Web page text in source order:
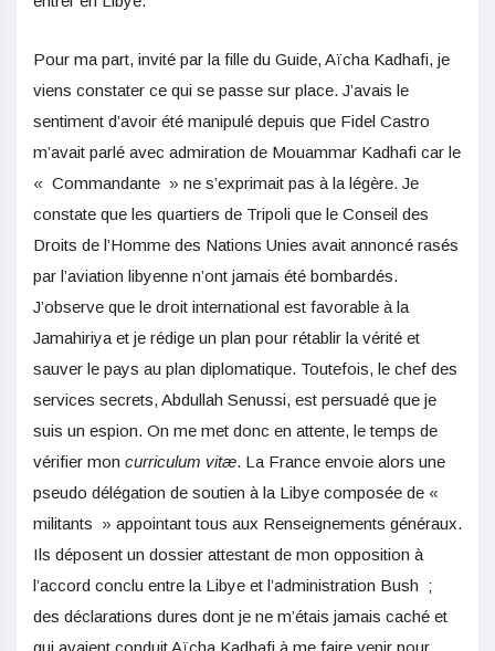
Pour ma part, invité par la fille du Guide, Aïcha Kadhafi, je
viens constater ce qui se passe sur place. J’avais le
sentiment d’avoir été manipulé depuis que Fidel Castro
m’avait parlé avec admiration de Mouammar Kadhafi car le
« Commandante » ne s’exprimait pas à la légère. Je
constate que les quartiers de Tripoli que le Conseil des
Droits de l’Homme des Nations Unies avait annoncé rasés
par l’aviation libyenne n’ont jamais été bombardés.
J’observe que le droit international est favorable à la
Jamahiriya et je rédige un plan pour rétablir la vérité et
sauver le pays au plan diplomatique. Toutefois, le chef des
services secrets, Abdullah Senussi, est persuadé que je
suis un espion. On me met donc en attente, le temps de
vérifier mon curriculum vitæ. La France envoie alors une
pseudo délégation de soutien à la Libye composée de «
militants » appointant tous aux Renseignements généraux.
Ils déposent un dossier attestant de mon opposition à
l’accord conclu entre la Libye et l’administration Bush ;
des déclarations dures dont je ne m’étais jamais caché et